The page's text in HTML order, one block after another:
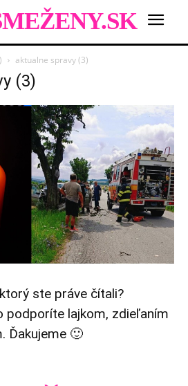
aktualne spravy (3)
(3)
ste práve čítali?
podporíte lajkom, zdieľaním
Ďakujeme 🙂